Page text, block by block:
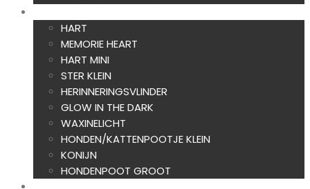
HART
MEMORIE HEART
HART MINI
STER KLEIN
HERINNERINGSVLINDER
GLOW IN THE DARK
WAXINELICHT
HONDEN/KATTENPOOTJE KLEIN
KONIJN
HONDENPOOT GROOT